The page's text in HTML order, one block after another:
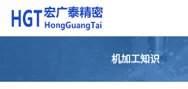
机加工知识